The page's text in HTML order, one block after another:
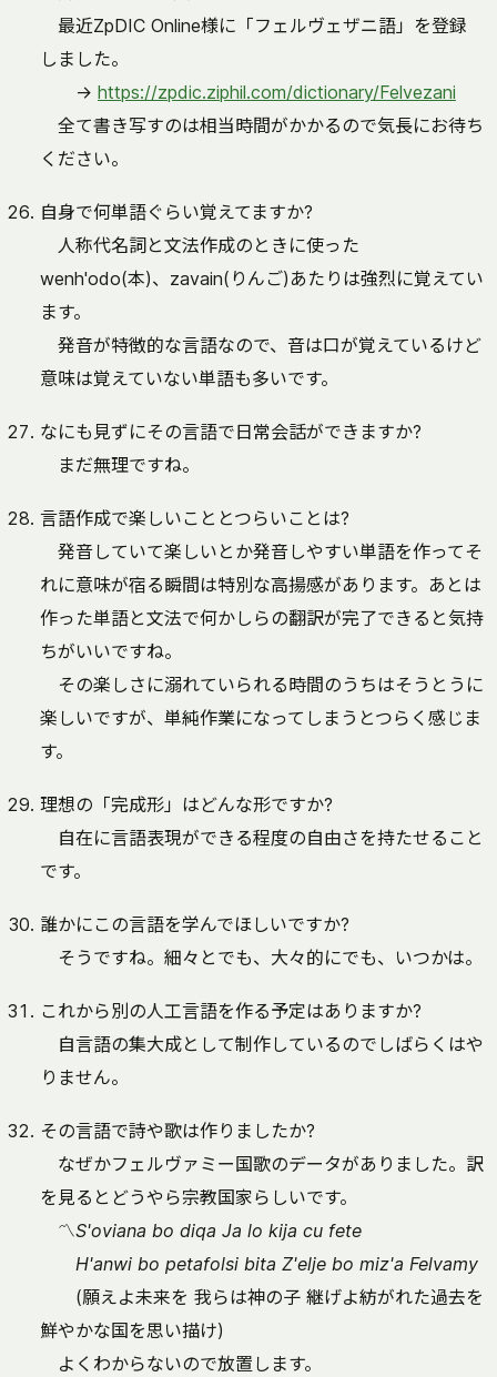
最近ZpDIC Online様に「フェルヴェザニ語」を登録
しました。
→ https://zpdic.ziphil.com/dictionary/Felvezani
全て書き写すのは相当時間がかかるので気長にお待ち
ください。
自身で何単語ぐらい覚えてますか?
人称代名詞と文法作成のときに使った
wenh'odo(本)、zavain(りんご)あたりは強烈に覚えてい
ます。
発音が特徴的な言語なので、音は口が覚えているけど
意味は覚えていない単語も多いです。
なにも見ずにその言語で日常会話ができますか?
まだ無理ですね。
言語作成で楽しいこととつらいことは?
発音していて楽しいとか発音しやすい単語を作ってそ
れに意味が宿る瞬間は特別な高揚感があります。あとは
作った単語と文法で何かしらの翻訳が完了できると気持
ちがいいですね。
その楽しさに溺れていられる時間のうちはそうとうに
楽しいですが、単純作業になってしまうとつらく感じま
す。
理想の「完成形」はどんな形ですか?
自在に言語表現ができる程度の自由さを持たせること
です。
誰かにこの言語を学んでほしいですか?
そうですね。細々とでも、大々的にでも、いつかは。
これから別の人工言語を作る予定はありますか?
自言語の集大成として制作しているのでしばらくはや
りません。
その言語で詩や歌は作りましたか?
なぜかフェルヴァミー国歌のデータがありました。訳
を見るとどうやら宗教国家らしいです。
〽S'oviana bo diqa Ja lo kija cu fete
H'anwi bo petafolsi bita Z'elje bo miz'a Felvamy
(願えよ未来を 我らは神の子 継げよ紡がれた過去を
鮮やかな国を思い描け)
よくわからないので放置します。